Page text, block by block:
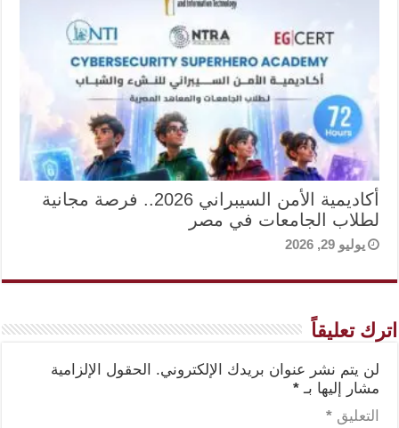
أكاديمية الأمن السيبراني 2026.. فرصة مجانية
لطلاب الجامعات في مصر
يوليو 29, 2026
اترك تعليقاً
لن يتم نشر عنوان بريدك الإلكتروني.
الحقول الإلزامية
مشار إليها بـ *
التعليق *